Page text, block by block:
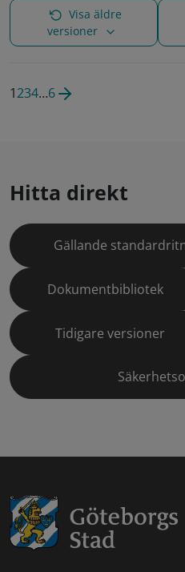
Visa äldre
versioner
1234…6
Hitta direkt
Gällande
Dokumentbibliotek
Tidigare versioner